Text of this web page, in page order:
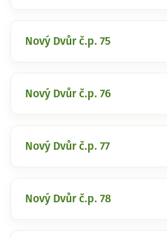
Nový Dvůr č.p. 75
Nový Dvůr č.p. 76
Nový Dvůr č.p. 77
Nový Dvůr č.p. 78